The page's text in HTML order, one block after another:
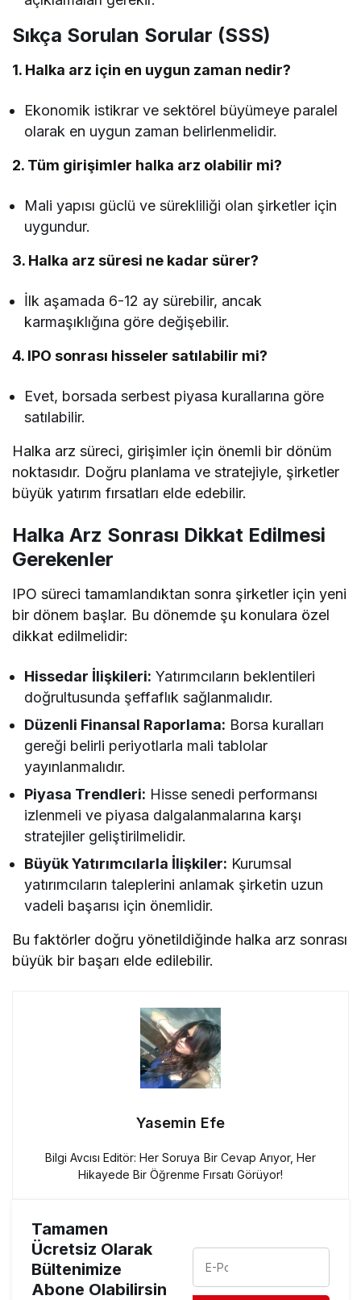
Sıkça Sorulan Sorular (SSS)
1. Halka arz için en uygun zaman nedir?
Ekonomik istikrar ve sektörel büyümeye paralel
olarak en uygun zaman belirlenmelidir.
2. Tüm girişimler halka arz olabilir mi?
Mali yapısı güclü ve sürekliliği olan şirketler için
uygundur.
3. Halka arz süresi ne kadar sürer?
İlk aşamada 6-12 ay sürebilir, ancak
karmaşıklığına göre değişebilir.
4. IPO sonrası hisseler satılabilir mi?
Evet, borsada serbest piyasa kurallarına göre
satılabilir.
Halka arz süreci, girişimler için önemli bir dönüm
noktasıdır. Doğru planlama ve stratejiyle, şirketler
büyük yatırım fırsatları elde edebilir.
Halka Arz Sonrası Dikkat Edilmesi
Gerekenler
IPO süreci tamamlandıktan sonra şirketler için yeni
bir dönem başlar. Bu dönemde şu konulara özel
dikkat edilmelidir:
Hissedar İlişkileri: Yatırımcıların beklentileri
doğrultusunda şeffaflık sağlanmalıdır.
Düzenli Finansal Raporlama: Borsa kuralları
gereği belirli periyotlarla mali tablolar
yayınlanmalıdır.
Piyasa Trendleri: Hisse senedi performansı
izlenmeli ve piyasa dalgalanmalarına karşı
stratejiler geliştirilmelidir.
Büyük Yatırımcılarla İlişkiler: Kurumsal
yatırımcıların taleplerini anlamak şirketin uzun
vadeli başarısı için önemlidir.
Bu faktörler doğru yönetildiğinde halka arz sonrası
büyük bir başarı elde edilebilir.
Yasemin Efe
Bilgi Avcısı Editör: Her Soruya Bir Cevap Arıyor, Her
Hikayede Bir Öğrenme Fırsatı Görüyor!
Tamamen
Ücretsiz Olarak
Bültenimize
Abone Olabilirsin